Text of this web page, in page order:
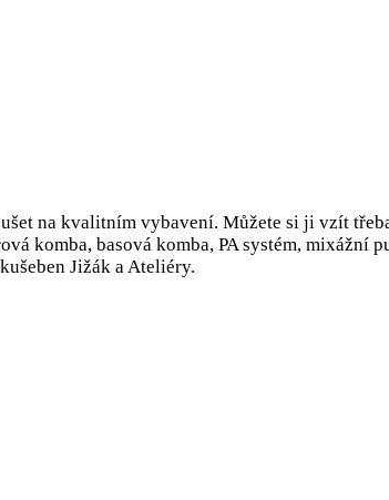
na kvalitním vybavení. Můžete si ji vzít
komba, basová komba, PA systém, mixážní
Jižák a Ateliéry.